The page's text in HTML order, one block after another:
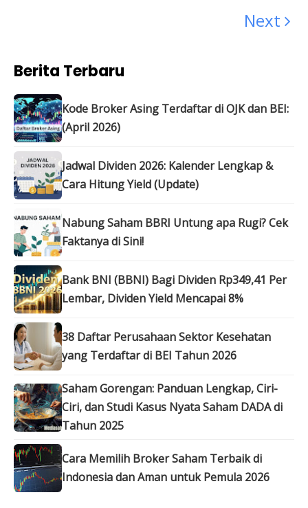
Next
Berita Terbaru
Kode Broker Asing Terdaftar di OJK dan BEI:
(April 2026)
Jadwal Dividen 2026: Kalender Lengkap &
Cara Hitung Yield (Update)
Nabung Saham BBRI Untung apa Rugi? Cek
Faktanya di Sini!
Bank BNI (BBNI) Bagi Dividen Rp349,41 Per
Lembar, Dividen Yield Mencapai 8%
38 Daftar Perusahaan Sektor Kesehatan
yang Terdaftar di BEI Tahun 2026
Saham Gorengan: Panduan Lengkap, Ciri-
Ciri, dan Studi Kasus Nyata Saham DADA di
Tahun 2025
Cara Memilih Broker Saham Terbaik di
Indonesia dan Aman untuk Pemula 2026